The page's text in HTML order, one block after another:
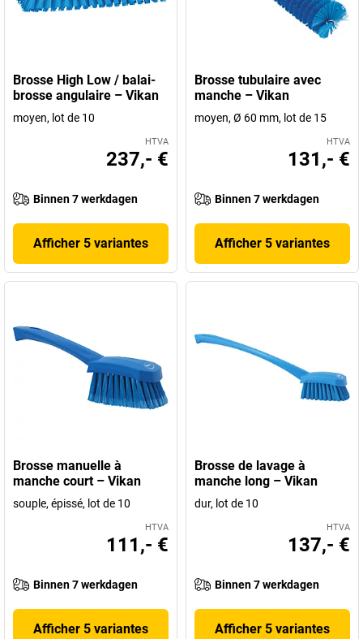
Brosse High Low / balai-
brosse angulaire – Vikan
moyen, lot de 10
HTVA
237,- €
Binnen 7 werkdagen
Afficher 5 variantes
Brosse tubulaire avec
manche – Vikan
moyen, Ø 60 mm, lot de 15
HTVA
131,- €
Binnen 7 werkdagen
Afficher 5 variantes
Brosse manuelle à
manche court – Vikan
souple, épissé, lot de 10
HTVA
111,- €
Binnen 7 werkdagen
Afficher 5 variantes
Brosse de lavage à
manche long – Vikan
dur, lot de 10
HTVA
137,- €
Binnen 7 werkdagen
Afficher 5 variantes